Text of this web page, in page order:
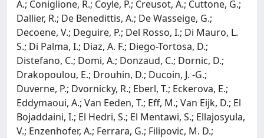
A.; Coniglione, R.; Coyle, P.; Creusot, A.; Cuttone, G.;
Dallier, R.; De Benedittis, A.; De Wasseige, G.;
Decoene, V.; Deguire, P.; Del Rosso, I.; Di Mauro, L.
S.; Di Palma, I.; Diaz, A. F.; Diego-Tortosa, D.;
Distefano, C.; Domi, A.; Donzaud, C.; Dornic, D.;
Drakopoulou, E.; Drouhin, D.; Ducoin, J. -G.;
Duverne, P.; Dvornicky, R.; Eberl, T.; Eckerova, E.;
Eddymaoui, A.; Van Eeden, T.; Eff, M.; Van Eijk, D.; El
Bojaddaini, I.; El Hedri, S.; El Mentawi, S.; Ellajosyula,
V.; Enzenhofer, A.; Ferrara, G.; Filipovic, M. D.;